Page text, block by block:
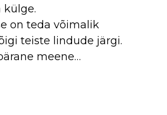
külge.
on teda võimalik
teiste lindude järgi.
meene…